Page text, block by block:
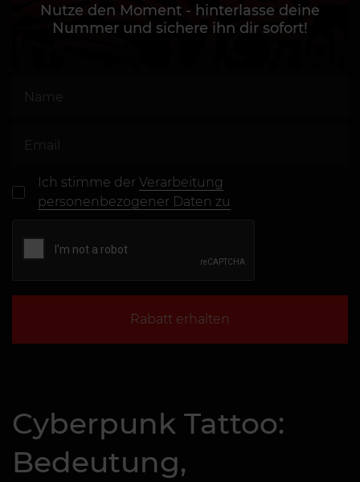
Nutze den Moment - hinterlasse deine
Nummer und sichere ihn dir sofort!
Ich stimme derVerarbeitung
personenbezogener Daten zu
Rabatt erhalten
Cyberpunk Tattoo:
Bedeutung,